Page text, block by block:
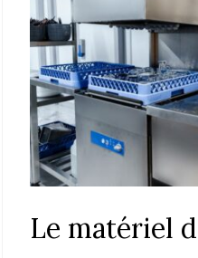
Le matériel